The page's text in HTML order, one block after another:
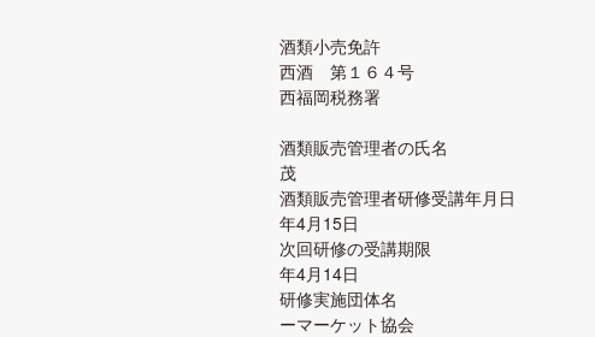
酒類小売免許
西酒 第１６４号
西福岡税務署
酒類販売管理者の氏名
茂
酒類販売管理者研修受講年月日
年4月15日
次回研修の受講期限
年4月14日
研修実施団体名 ス
ーマーケット協会